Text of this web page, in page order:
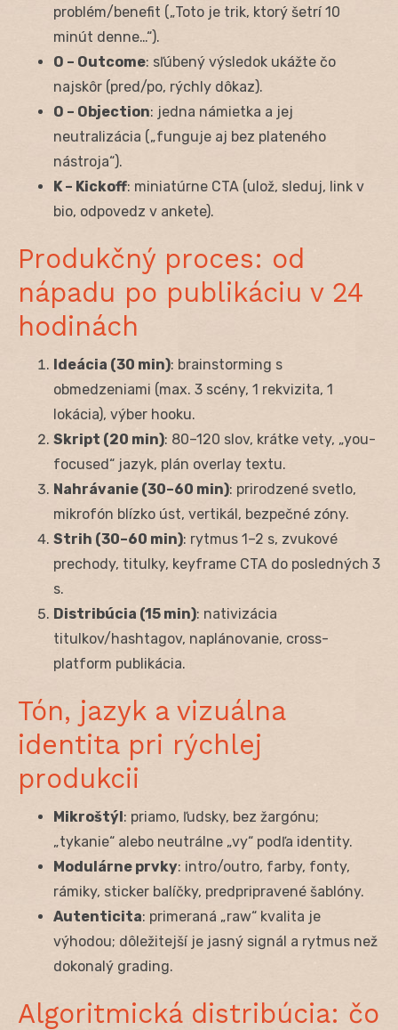
problém/benefit („Toto je trik, ktorý šetrí 10
minút denne…“).
O – Outcome: sľúbený výsledok ukážte čo
najskôr (pred/po, rýchly dôkaz).
O – Objection: jedna námietka a jej
neutralizácia („funguje aj bez plateného
nástroja“).
K – Kickoff: miniatúrne CTA (ulož, sleduj, link v
bio, odpovedz v ankete).
Produkčný proces: od
nápadu po publikáciu v 24
hodinách
Ideácia (30 min): brainstorming s
obmedzeniami (max. 3 scény, 1 rekvizita, 1
lokácia), výber hooku.
Skript (20 min): 80–120 slov, krátke vety, „you-
focused“ jazyk, plán overlay textu.
Nahrávanie (30–60 min): prirodzené svetlo,
mikrofón blízko úst, vertikál, bezpečné zóny.
Strih (30–60 min): rytmus 1–2 s, zvukové
prechody, titulky, keyframe CTA do posledných 3
s.
Distribúcia (15 min): nativizácia
titulkov/hashtagov, naplánovanie, cross-
platform publikácia.
Tón, jazyk a vizuálna
identita pri rýchlej
produkcii
Mikroštýl: priamo, ľudsky, bez žargónu;
„tykanie“ alebo neutrálne „vy“ podľa identity.
Modulárne prvky: intro/outro, farby, fonty,
rámiky, sticker balíčky, predpripravené šablóny.
Autenticita: primeraná „raw“ kvalita je
výhodou; dôležitejší je jasný signál a rytmus než
dokonalý grading.
Algoritmická distribúcia: čo